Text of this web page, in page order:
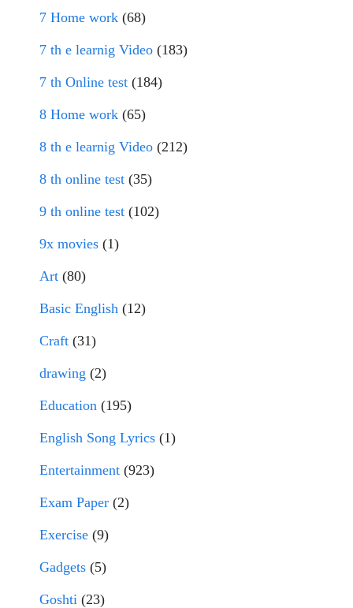
7 Home work (68)
7 th e learnig Video (183)
7 th Online test (184)
8 Home work (65)
8 th e learnig Video (212)
8 th online test (35)
9 th online test (102)
9x movies (1)
Art (80)
Basic English (12)
Craft (31)
drawing (2)
Education (195)
English Song Lyrics (1)
Entertainment (923)
Exam Paper (2)
Exercise (9)
Gadgets (5)
Goshti (23)